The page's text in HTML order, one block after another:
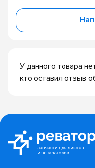
У данного товара
кто оставил отзыв